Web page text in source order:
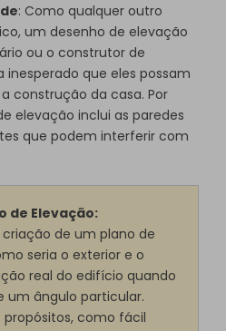
: Como qualquer outro
um desenho de elevação
ou o construtor de
inesperado que eles possam
construção da casa. Por
elevação inclui as paredes
que podem interferir com
de Elevação:
de um plano de
seria o exterior e o
real do edifício quando
um ângulo particular.
como fácil